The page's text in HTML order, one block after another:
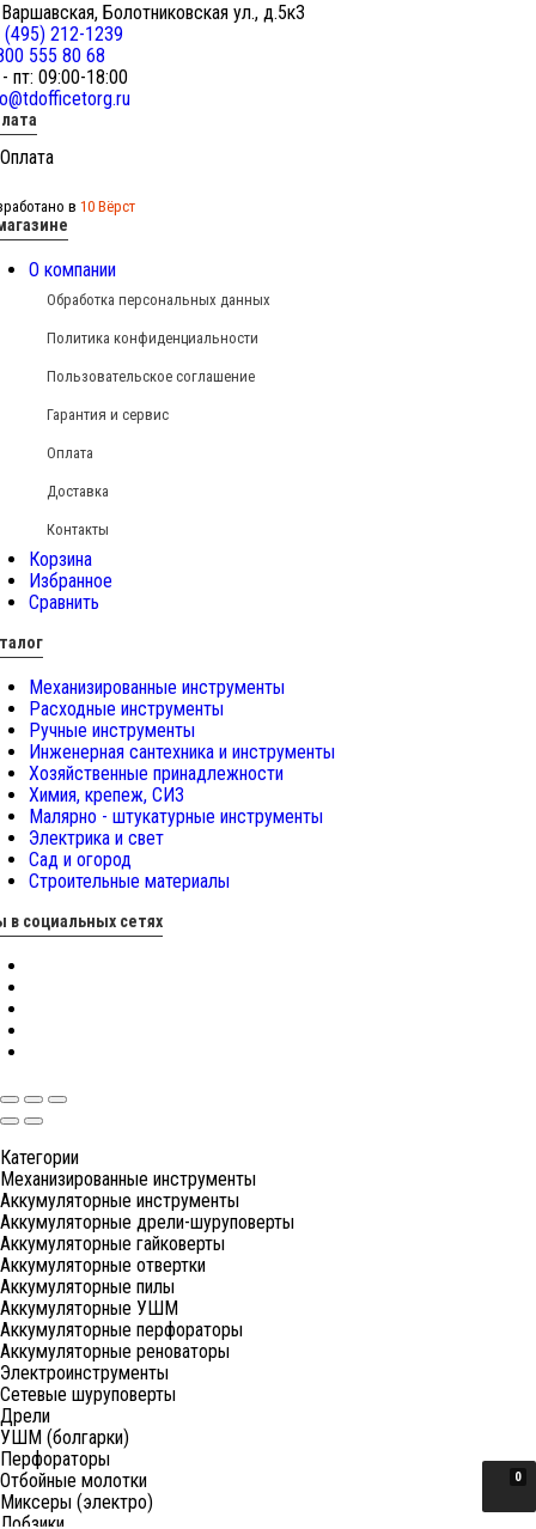
Болотниковская ул., д.5к3
(495) 212-1239
555 80 68
пт: 09:00-18:00
в 10 Вёрст
О компании
Обработка персональных данных
Политика конфиденциальности
Пользовательское соглашение
Гарантия и сервис
Оплата
Доставка
Контакты
Корзина
Избранное
Сравнить
Механизированные инструменты
Расходные инструменты
Ручные инструменты
Инженерная сантехника и инструменты
Хозяйственные принадлежности
Химия, крепеж, СИЗ
Малярно - штукатурные инструменты
Электрика и свет
Сад и огород
Строительные материалы
в социальных сетях
0
Категории
Механизированные инструменты
Аккумуляторные инструменты
Аккумуляторные дрели-шуруповерты
Аккумуляторные гайковерты
Аккумуляторные отвертки
Аккумуляторные пилы
Аккумуляторные УШМ
Аккумуляторные перфораторы
Аккумуляторные реноваторы
Электроинструменты
Сетевые шуруповерты
Дрели
УШМ (болгарки)
Перфораторы
Отбойные молотки
Миксеры (электро)
Лобзики